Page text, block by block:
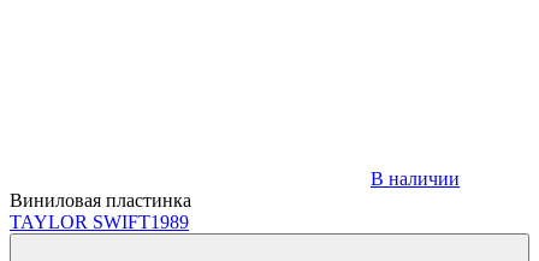
В наличии
Виниловая пластинка
TAYLOR SWIFT1989